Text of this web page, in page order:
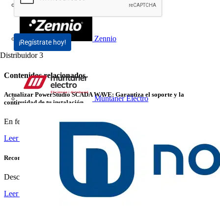
Wieland Electric
Zennio
Distribuidor 3
Muntaner Electro
¡Regístrate hoy!
Contenidos relacionados
Actualizar PowerStudio SCADA WAVE: Garantiza el soporte y la
continuidad de tu instalación
En febrero de 2026 finalizará oficialmente el soporte para...
Leer más
Reconexión Inteligente: Garantiza Suministro Continuo sin Interrupciones
Descubre cómo las protecciones inteligentes de Chint...
Leer más